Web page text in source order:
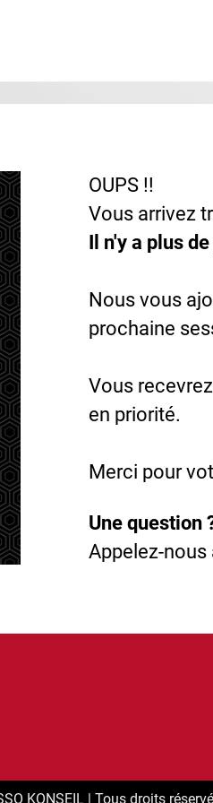
OUPS !!
Vous arrivez
Il n'y a plus
Nous vous
prochaine
Vous
en priorité.
Merci pour
Une question
Appelez-nous
KONSEIL | Tous droits